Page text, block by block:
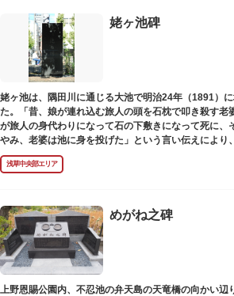
姥ヶ池碑
姥ヶ池は、隅田川に通じる大池で明治24年（1891）
た。「昔、娘が連れ込む旅人の頭を石枕で叩き殺す老
が旅人の身代わりになって石の下敷きになって死に、
やみ、老婆は池に身を投げた」という言い伝えにより
ていました。その碑は花川戸公園内にあります。
浅草中央部エリア
めがね之碑
上野恩賜公園内、不忍池の弁天島の天竜橋の向かい辺